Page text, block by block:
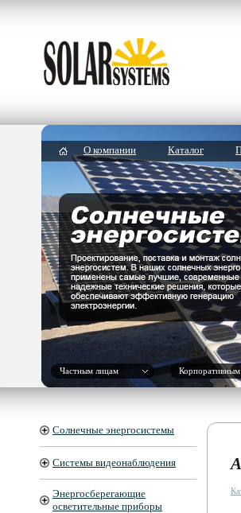
О компании Каталог
Частным лицам Корпоративным
Солнечные энергосистемы
Системы видеонаблюдения
Энергосберегающие
осветительные приборы